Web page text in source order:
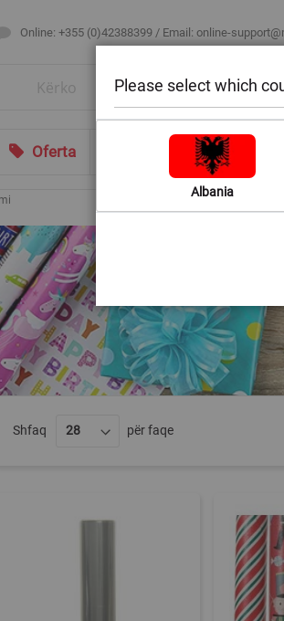
Online: +355 (0)42388399 / Email: online-
Oferta Bli sipas ambientit
Shfaq për faqe
Please select which
Albania